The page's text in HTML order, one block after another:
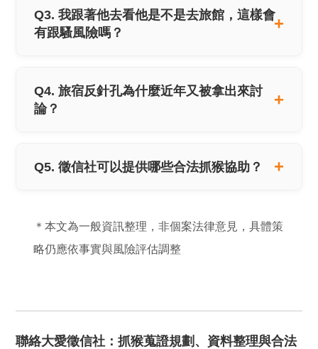
Q3. 我跟著他去看他是不是去旅館，這樣會
有跟騷風險嗎？
Q4. 旅宿反針孔為什麼近年又被拿出來討
論？
Q5. 徵信社可以提供哪些合法抓猴協助？
＊本文為一般資訊整理，非個案法律意見，具體策
略仍應依事實與風險評估調整
聯絡大愛徵信社：抓猴蒐證規劃、資料整理與合法